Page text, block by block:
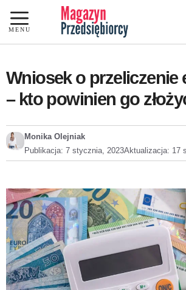
Przejdź
do
treści
MENU
Wniosek o przeliczenie
– kto powinien go
Monika Olejniak
Publikacja: 7 stycznia, 2023Aktualizacja: 17